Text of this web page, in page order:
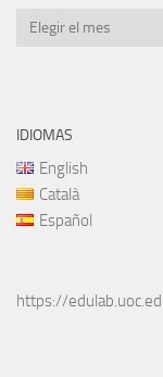
Archivos
IDIOMAS
English
Català
Español
https://